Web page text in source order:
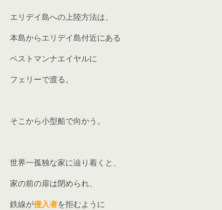
エリデイ島への上陸方法は、
本島からエリデイ島付近にある
ベストマンナエイヤルに
フェリーで渡る。
そこから小型船で向かう。
世界一孤独な家に辿り着くと、
家の前の扉は閉められ、
鉄線が侵入者を拒むように